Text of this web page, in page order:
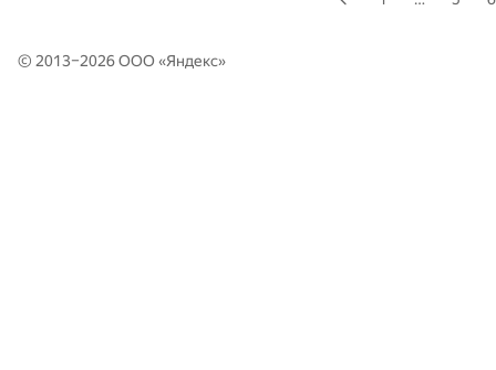
© 2013–2026 ООО «Яндекс»